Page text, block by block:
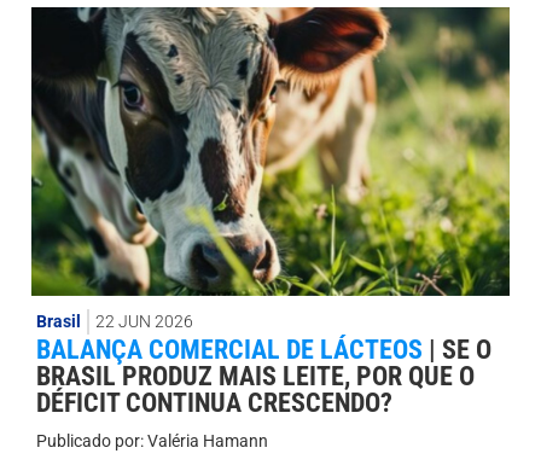
Brasil 22 JUN 2026
BALANÇA COMERCIAL DE LÁCTEOS
SE O
BRASIL PRODUZ MAIS LEITE, POR QUE O
DÉFICIT CONTINUA CRESCENDO?
Publicado por:Valéria Hamann